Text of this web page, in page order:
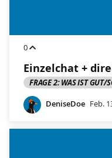
0
Einzelchat +
FRAGE 2: WAS IST GUT/
DeniseDoe Feb.